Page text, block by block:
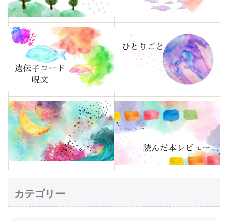
カテゴリー